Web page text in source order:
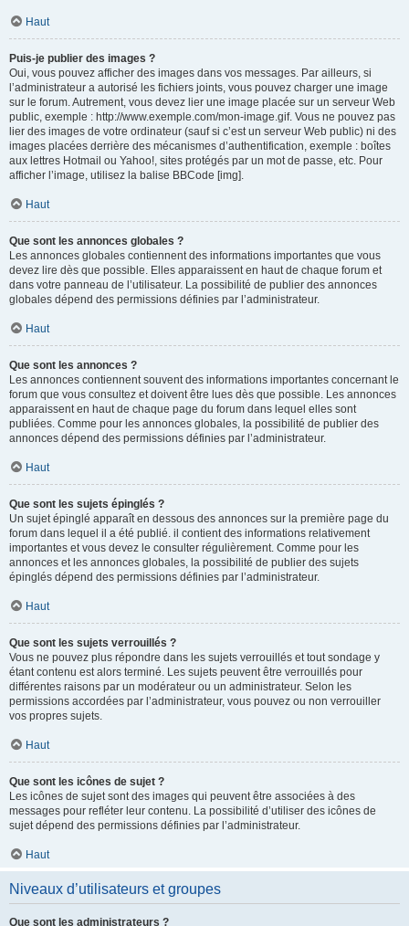
Haut
Puis-je publier des images ?
Oui, vous pouvez afficher des images dans vos messages. Par ailleurs, si
l’administrateur a autorisé les fichiers joints, vous pouvez charger une image
sur le forum. Autrement, vous devez lier une image placée sur un serveur Web
public, exemple : http://www.exemple.com/mon-image.gif. Vous ne pouvez pas
lier des images de votre ordinateur (sauf si c’est un serveur Web public) ni des
images placées derrière des mécanismes d’authentification, exemple : boîtes
aux lettres Hotmail ou Yahoo!, sites protégés par un mot de passe, etc. Pour
afficher l’image, utilisez la balise BBCode [img].
Haut
Que sont les annonces globales ?
Les annonces globales contiennent des informations importantes que vous
devez lire dès que possible. Elles apparaissent en haut de chaque forum et
dans votre panneau de l’utilisateur. La possibilité de publier des annonces
globales dépend des permissions définies par l’administrateur.
Haut
Que sont les annonces ?
Les annonces contiennent souvent des informations importantes concernant le
forum que vous consultez et doivent être lues dès que possible. Les annonces
apparaissent en haut de chaque page du forum dans lequel elles sont
publiées. Comme pour les annonces globales, la possibilité de publier des
annonces dépend des permissions définies par l’administrateur.
Haut
Que sont les sujets épinglés ?
Un sujet épinglé apparaît en dessous des annonces sur la première page du
forum dans lequel il a été publié. il contient des informations relativement
importantes et vous devez le consulter régulièrement. Comme pour les
annonces et les annonces globales, la possibilité de publier des sujets
épinglés dépend des permissions définies par l’administrateur.
Haut
Que sont les sujets verrouillés ?
Vous ne pouvez plus répondre dans les sujets verrouillés et tout sondage y
étant contenu est alors terminé. Les sujets peuvent être verrouillés pour
différentes raisons par un modérateur ou un administrateur. Selon les
permissions accordées par l’administrateur, vous pouvez ou non verrouiller
vos propres sujets.
Haut
Que sont les icônes de sujet ?
Les icônes de sujet sont des images qui peuvent être associées à des
messages pour refléter leur contenu. La possibilité d’utiliser des icônes de
sujet dépend des permissions définies par l’administrateur.
Haut
Niveaux d’utilisateurs et groupes
Que sont les administrateurs ?